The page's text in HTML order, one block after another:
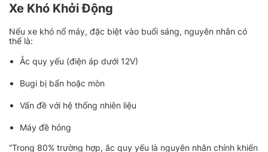
Xe Khó Khởi Động
Nếu xe khó nổ máy, đặc biệt vào buổi sáng, nguyên nhân có
thể là:
Ắc quy yếu (điện áp dưới 12V)
Bugi bị bẩn hoặc mòn
Vấn đề với hệ thống nhiên liệu
Máy đề hỏng
“Trong 80% trường hợp, ắc quy yếu là nguyên nhân chính khiến